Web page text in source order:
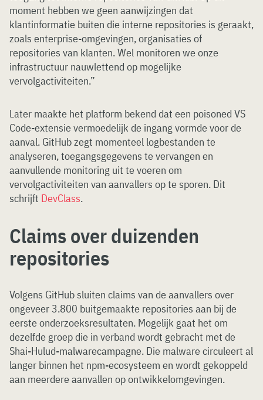
moment hebben we geen aanwijzingen dat
klantinformatie buiten die interne repositories is geraakt,
zoals enterprise-omgevingen, organisaties of
repositories van klanten. Wel monitoren we onze
infrastructuur nauwlettend op mogelijke
vervolgactiviteiten.”
Later maakte het platform bekend dat een poisoned VS
Code-extensie vermoedelijk de ingang vormde voor de
aanval. GitHub zegt momenteel logbestanden te
analyseren, toegangsgegevens te vervangen en
aanvullende monitoring uit te voeren om
vervolgactiviteiten van aanvallers op te sporen. Dit
schrijft DevClass.
Claims over duizenden
repositories
Volgens GitHub sluiten claims van de aanvallers over
ongeveer 3.800 buitgemaakte repositories aan bij de
eerste onderzoeksresultaten. Mogelijk gaat het om
dezelfde groep die in verband wordt gebracht met de
Shai-Hulud-malwarecampagne. Die malware circuleert al
langer binnen het npm-ecosysteem en wordt gekoppeld
aan meerdere aanvallen op ontwikkelomgevingen.